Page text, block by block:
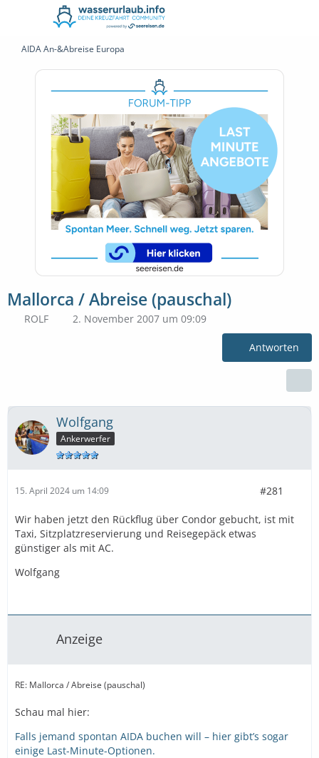
AIDA An-&Abreise Europa
Mallorca / Abreise (pauschal)
ROLF 2. November 2007 um 09:09
Antworten
Wolfgang
Ankerwerfer
15. April 2024 um 14:09 #281
Wir haben jetzt den Rückflug über Condor gebucht, ist mit
Taxi, Sitzplatzreservierung und Reisegepäck etwas
günstiger als mit AC.
Wolfgang
Anzeige
RE: Mallorca / Abreise (pauschal)
Schau mal hier:
Falls jemand spontan AIDA buchen will – hier gibt’s sogar
einige Last-Minute-Optionen.